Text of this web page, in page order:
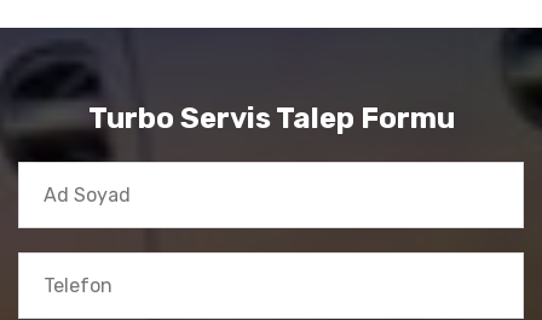
Turbo Servis Talep Formu